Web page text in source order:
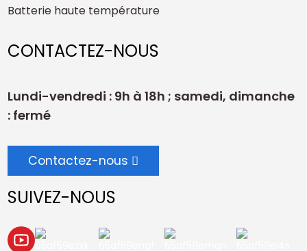
Batterie haute température
CONTACTEZ-NOUS
Lundi-vendredi : 9h à 18h ; samedi, dimanche
: fermé
Contactez-nous
SUIVEZ-NOUS